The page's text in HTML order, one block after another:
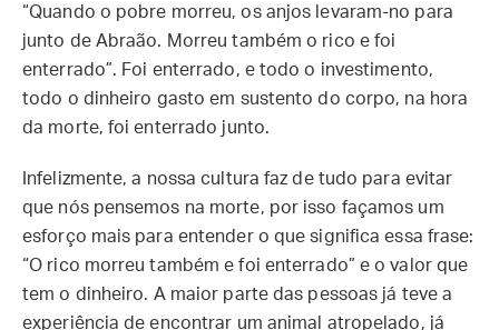
“Quando o pobre morreu, os anjos levaram-no para
junto de Abraão. Morreu também o rico e foi
enterrado”. Foi enterrado, e todo o investimento,
todo o dinheiro gasto em sustento do corpo, na hora
da morte, foi enterrado junto.
Infelizmente, a nossa cultura faz de tudo para evitar
que nós pensemos na morte, por isso façamos um
esforço mais para entender o que significa essa frase:
“O rico morreu também e foi enterrado” e o valor que
tem o dinheiro. A maior parte das pessoas já teve a
experiência de encontrar um animal atropelado, já